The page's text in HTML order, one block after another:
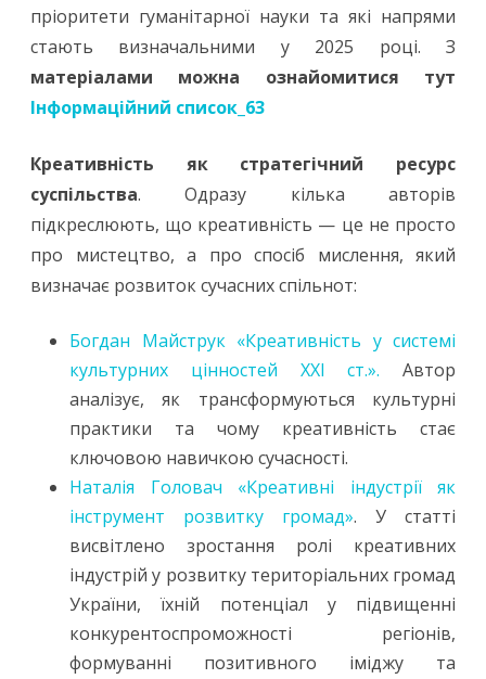
пріоритети гуманітарної науки та які напрями
стають визначальними у 2025 році. З
матеріалами можна ознайомитися тут
Інформаційний список_63
Креативність як стратегічний ресурс
суспільства. Одразу кілька авторів
підкреслюють, що креативність — це не просто
про мистецтво, а про спосіб мислення, який
визначає розвиток сучасних спільнот:
Богдан Майструк «Креативність у системі
культурних цінностей ХХІ ст.». Автор
аналізує, як трансформуються культурні
практики та чому креативність стає
ключовою навичкою сучасності.
Наталія Головач «Креативні індустрії як
інструмент розвитку громад». У статті
висвітлено зростання ролі креативних
індустрій у розвитку територіальних громад
України, їхній потенціал у підвищенні
конкурентоспроможності регіонів,
формуванні позитивного іміджу та